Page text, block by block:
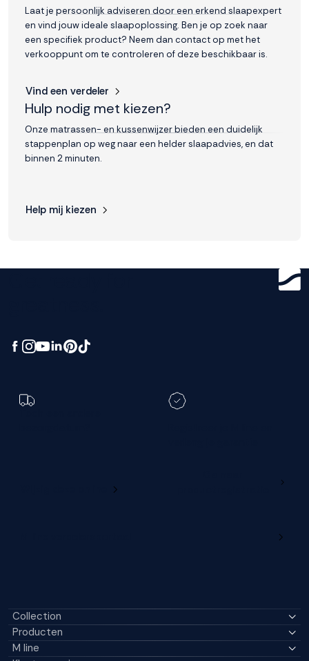
Laat je persoonlijk adviseren door een erkend slaapexpert
en vind jouw ideale slaapoplossing. Ben je op zoek naar
een specifiek product? Neem dan contact op met het
verkooppunt om te controleren of deze beschikbaar is.
Vind een verdeler
Hulp nodig met kiezen?
Onze matrassen- en kussenwijzer bieden een duidelijk
stappenplan op weg naar een helder slaapadvies, en dat
binnen 2 minuten.
Help mij kiezen
Collection
Producten
M line